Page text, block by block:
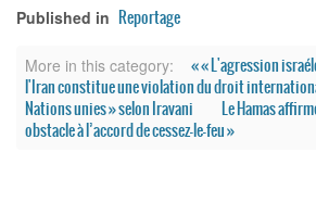
Published in Reportage
More in this category:
« « L'agression
l'Iran constitue une violation du droit
Nations unies » selon Iravani
Le Hamas
obstacle à l’accord de cessez-le-feu »